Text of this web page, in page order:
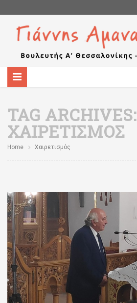
TAG ARCHIVES:
ΧΑΙΡΕΤΙΣΜΌΣ
Home Χαιρετισμός